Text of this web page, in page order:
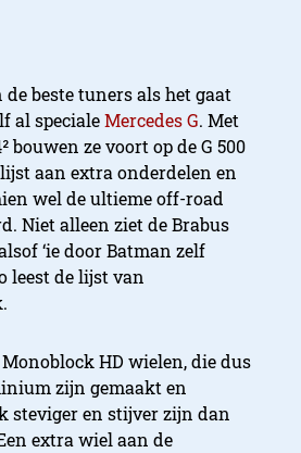
de beste tuners als het gaat
al specialeMercedes G. Met
bouwen ze voort op de G 500
aan extra onderdelen en
wel de ultieme off-road
Niet alleen ziet de Brabus
‘ie door Batman zelf
leest de lijst van
HD wielen, die dus
zijn gemaakt en
steviger en stijver zijn dan
extra wiel aan de